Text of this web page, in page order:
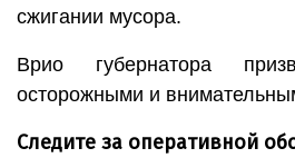
сжигании мусора.
Врио губернатора
осторожными и
Следите за оперативной